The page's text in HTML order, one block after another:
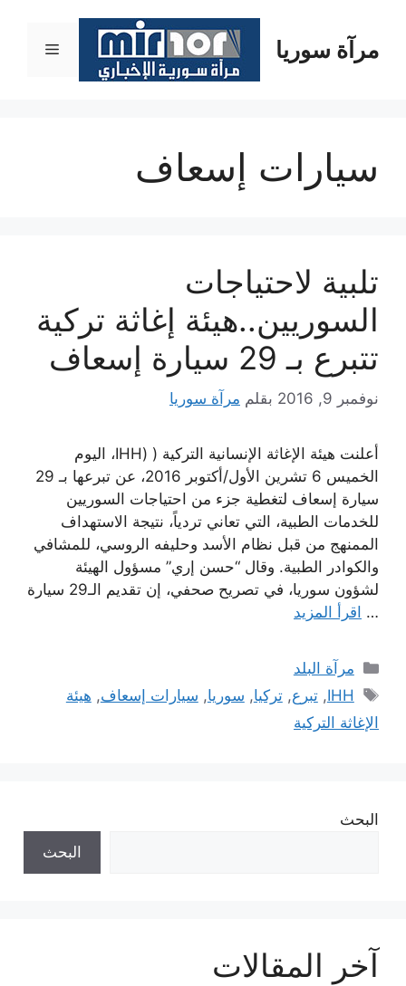
المحتوىمرآة سوريا القائمة
سيارات إسعاف
تلبية لاحتياجات
السوريين..هيئة إغاثة تركية
تتبرع بـ 29 سيارة إسعاف
نوفمبر 9, 2016 بقلم مرآة سوريا
أعلنت هيئة الإغاثة الإنسانية التركية ( (IHH، اليوم
الخميس 6 تشرين الأول/أكتوبر 2016، عن تبرعها بـ 29
سيارة إسعاف لتغطية جزء من احتياجات السوريين
للخدمات الطبية، التي تعاني تردياً، نتيجة الاستهداف
الممنهج من قبل نظام الأسد وحليفه الروسي، للمشافي
والكوادر الطبية. وقال “حسن إري” مسؤول الهيئة
لشؤون سوريا، في تصريح صحفي، إن تقديم الـ29 سيارة
… اقرأ المزيد
التصنيفات
مرآة البلد
الوسوم
IHH
,تبرع,تركيا, سوريا, سيارات إسعاف, هيئة
الإغاثة التركية
البحث
البحث
آخر المقالات